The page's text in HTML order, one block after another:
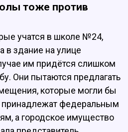
тоже против
учатся в школе №24,
в здание на улице
им придётся слишком
Они пытаются предлагать
которые могли бы
принадлежат федеральным
а городское имущество